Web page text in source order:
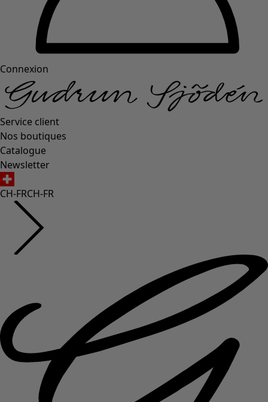
Connexion
Service client
Nos boutiques
Catalogue
Newsletter
CH-FRCH-FR